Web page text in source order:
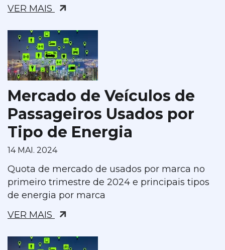
VER MAIS
Mercado de Veículos de
Passageiros Usados por
Tipo de Energia
14 MAI. 2024
Quota de mercado de usados por marca no
primeiro trimestre de 2024 e principais tipos
de energia por marca
VER MAIS